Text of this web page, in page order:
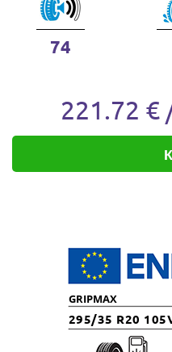
74
221.72 €
GRIPMAX
295/35 R20